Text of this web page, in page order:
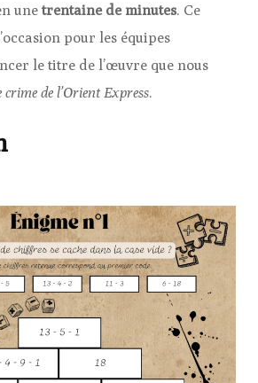
une trentaine de minutes. Ce
pour les équipes
le titre de l’œuvre que nous
crime de l’Orient Express.